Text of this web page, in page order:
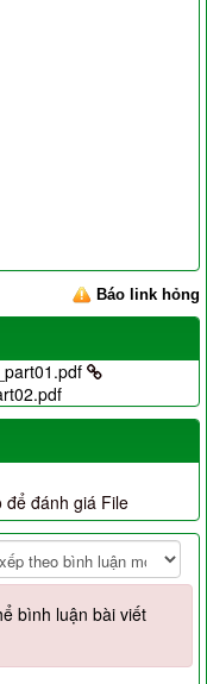
Báo link hỏng
để đánh giá File
bình luận bài viết